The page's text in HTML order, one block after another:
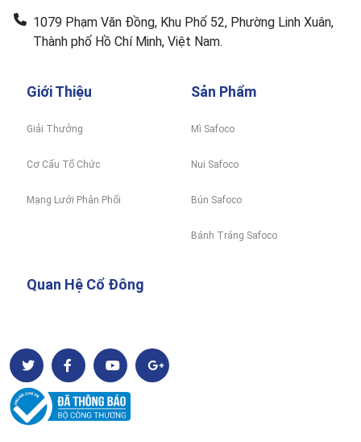
1079 Phạm Văn Đồng, Khu Phố 52, Phường Linh Xuân,
Thành phố Hồ Chí Minh, Việt Nam.
Giới Thiệu
Giải Thưởng
Cơ Cấu Tổ Chức
Mạng Lưới Phân Phối
Sản Phẩm
Mì Safoco
Nui Safoco
Bún Safoco
Bánh Tráng Safoco
Quan Hệ Cổ Đông